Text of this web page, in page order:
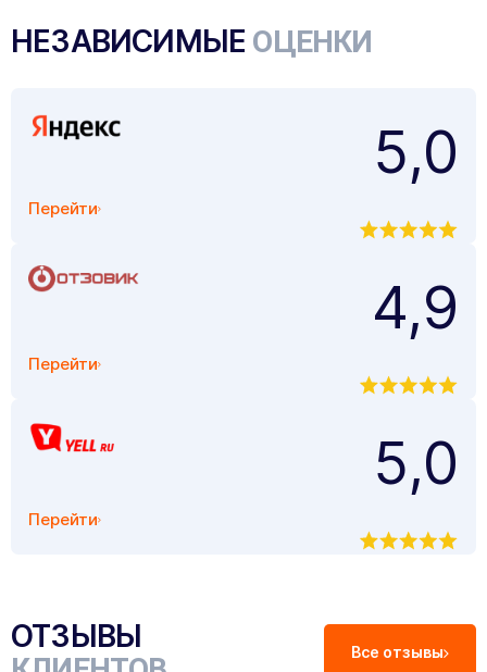
НЕЗАВИСИМЫЕ ОЦЕНКИ
Перейти
5,0
Перейти
4,9
Перейти
5,0
ОТЗЫВЫ Все отзывы